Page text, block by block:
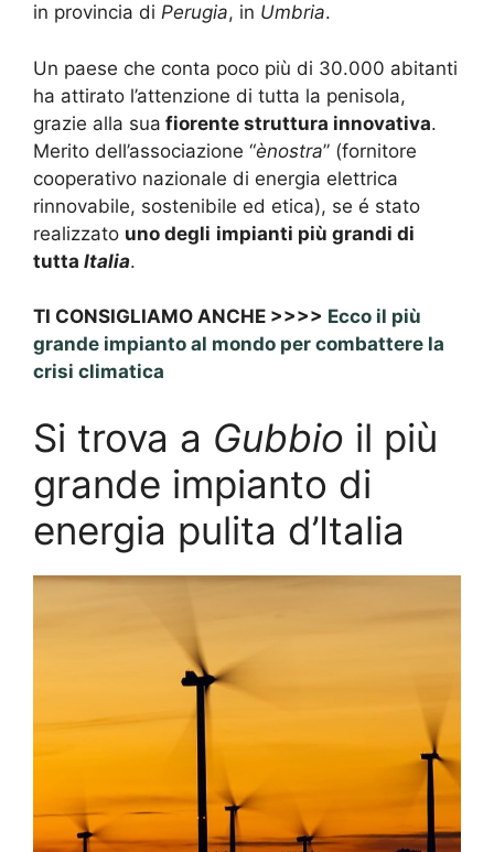
in provincia di Perugia, in Umbria.
Un paese che conta poco più di 30.000 abitanti
ha attirato l’attenzione di tutta la penisola,
grazie alla sua fiorente struttura innovativa.
Merito dell’associazione “ènostra” (fornitore
cooperativo nazionale di energia elettrica
rinnovabile, sostenibile ed etica), se é stato
realizzato uno degli impianti più grandi di
tutta Italia.
TI CONSIGLIAMO ANCHE >>>> Ecco il più
grande impianto al mondo per combattere la
crisi climatica
Si trova a Gubbio il più
grande impianto di
energia pulita d’Italia